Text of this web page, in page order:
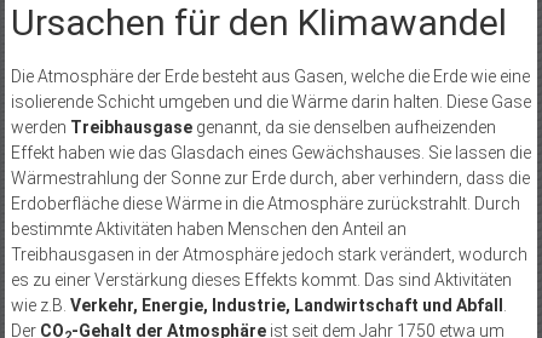
Ursachen für den Klimawandel
Die Atmosphäre der Erde besteht aus Gasen, welche die Erde wie eine
isolierende Schicht umgeben und die Wärme darin halten. Diese Gase
werden Treibhausgase genannt, da sie denselben aufheizenden
Effekt haben wie das Glasdach eines Gewächshauses. Sie lassen die
Wärmestrahlung der Sonne zur Erde durch, aber verhindern, dass die
Erdoberfläche diese Wärme in die Atmosphäre zurückstrahlt. Durch
bestimmte Aktivitäten haben Menschen den Anteil an
Treibhausgasen in der Atmosphäre jedoch stark verändert, wodurch
es zu einer Verstärkung dieses Effekts kommt. Das sind Aktivitäten
wie z.B. Verkehr, Energie, Industrie, Landwirtschaft und Abfall .
Der CO -Gehalt der Atmosphäreist seit dem Jahr 1750 etwa um